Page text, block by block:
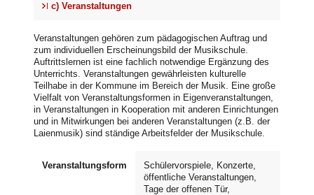
c) Veranstaltungen
Veranstaltungen gehören zum pädagogischen Auftrag und
zum individuellen Erscheinungsbild der Musikschule.
Auftrittslernen ist eine fachlich notwendige Ergänzung des
Unterrichts. Veranstaltungen gewährleisten kulturelle
Teilhabe in der Kommune im Bereich der Musik. Eine große
Vielfalt von Veranstaltungsformen in Eigenveranstaltungen,
in Veranstaltungen in Kooperation mit anderen Einrichtungen
und in Mitwirkungen bei anderen Veranstaltungen (z.B. der
Laienmusik) sind ständige Arbeitsfelder der Musikschule.
Veranstaltungsform
Schülervorspiele, Konzerte,
öffentliche Veranstaltungen,
Tage der offenen Tür,